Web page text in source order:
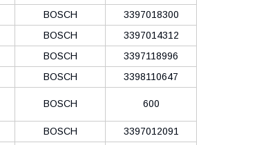
BOSCH
3397018300
BOSCH
3397014312
BOSCH
3397118996
BOSCH 3398110647
BOSCH 600
BOSCH
3397012091